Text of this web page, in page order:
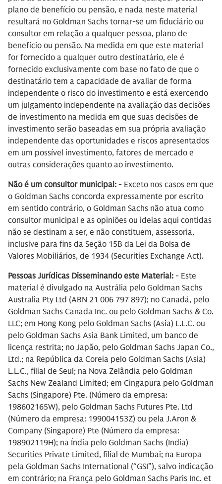
plano de benefício ou pensão, e nada neste material
resultará no Goldman Sachs tornar-se um fiduciário ou
consultor em relação a qualquer pessoa, plano de
benefício ou pensão. Na medida em que este material
for fornecido a qualquer outro destinatário, ele é
fornecido exclusivamente com base no fato de que o
destinatário tem a capacidade de avaliar de forma
independente o risco do investimento e está exercendo
um julgamento independente na avaliação das decisões
de investimento na medida em que suas decisões de
investimento serão baseadas em sua própria avaliação
independente das oportunidades e riscos apresentados
em um possível investimento, fatores de mercado e
outras considerações quanto ao investimento.
Não é um consultor municipal: - Exceto nos casos em que
o Goldman Sachs concorda expressamente por escrito
em sentido contrário, o Goldman Sachs não atua como
consultor municipal e as opiniões ou ideias aqui contidas
não se destinam a ser, e não constituem, assessoria,
inclusive para fins da Seção 15B da Lei da Bolsa de
Valores Mobiliários, de 1934 (Securities Exchange Act).
Pessoas Jurídicas Disseminando este Material: - Este
material é divulgado na Austrália pelo Goldman Sachs
Australia Pty Ltd (ABN 21 006 797 897); no Canadá, pelo
Goldman Sachs Canada Inc. ou pelo Goldman Sachs & Co.
LLC; em Hong Kong pelo Goldman Sachs (Asia) L.L.C. ou
pelo Goldman Sachs Asia Bank Limited, um banco de
licença restrita; no Japão, pelo Goldman Sachs Japan Co.,
Ltd.; na República da Coreia pelo Goldman Sachs (Asia)
L.L.C., filial de Seul; na Nova Zelândia pelo Goldman
Sachs New Zealand Limited; em Cingapura pelo Goldman
Sachs (Singapore) Pte. (Número da empresa:
198602165W), pelo Goldman Sachs Futures Pte. Ltd
(Número da empresa: 199004153Z) ou pela J.Aron &
Company (Singapore) Pte (Número da empresa:
198902119H); na Índia pelo Goldman Sachs (India)
Securities Private Limited, filial de Mumbai; na Europa
pela Goldman Sachs International (“GSI”), salvo indicação
em contrário; na França pelo Goldman Sachs Paris Inc. et